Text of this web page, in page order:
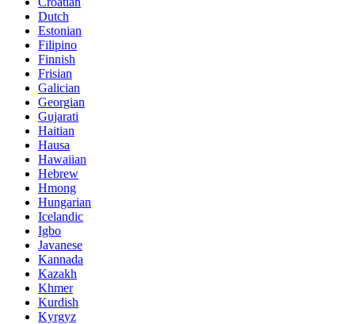
Dutch
Estonian
Filipino
Finnish
Frisian
Galician
Georgian
Gujarati
Haitian
Hausa
Hawaiian
Hebrew
Hmong
Hungarian
Icelandic
Igbo
Javanese
Kannada
Kazakh
Khmer
Kurdish
Kyrgyz